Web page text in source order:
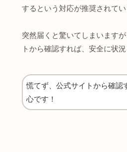
するという対応が推奨されてい
突然届くと驚いてしまいます
トから確認すれば、安全に状況
慌てず、公式サイトから確認
心です！